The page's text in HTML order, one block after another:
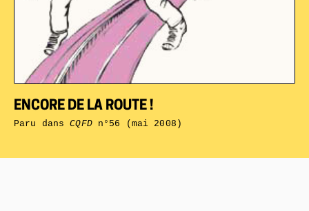
ENCORE DE LA ROUTE !
Paru dansCQFDn°56 (mai 2008)